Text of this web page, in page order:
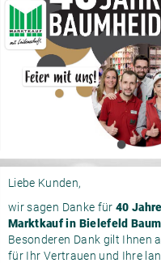
Liebe Kunden,
wir sagen Danke für 40 Jahre
Marktkauf in Bielefeld
Besonderen Dank gilt Ihnen
für Ihr Vertrauen und Ihre